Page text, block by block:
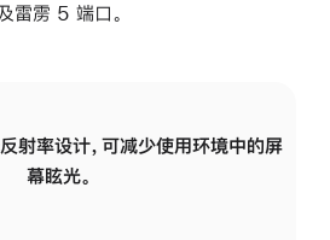
及雷雳 5 端口。
射率设计，可减少使用环境中的屏
幕眩光。